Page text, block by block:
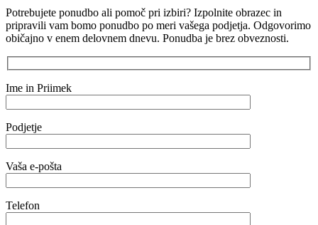
Potrebujete ponudbo ali pomoč pri izbiri? Izpolnite obrazec in
pripravili vam bomo ponudbo po meri vašega podjetja. Odgovorimo
običajno v enem delovnem dnevu. Ponudba je brez obveznosti.
Ime in Priimek
Podjetje
Vaša e-pošta
Telefon